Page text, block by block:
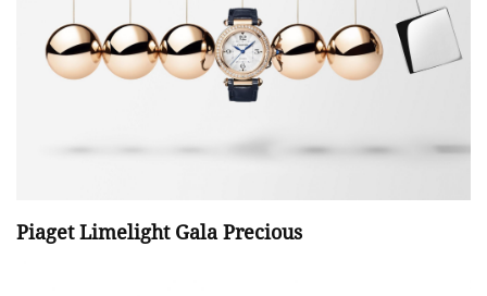
Piaget Limelight Gala Precious